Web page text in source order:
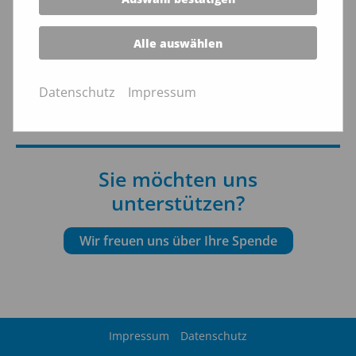
Leim zu gehen.
zurück zum Newsarchiv
Sie möchten uns
unterstützen?
Wir freuen uns über Ihre Spende
Impressum Datenschutz
Alle auswählen
Datenschutz Impressum